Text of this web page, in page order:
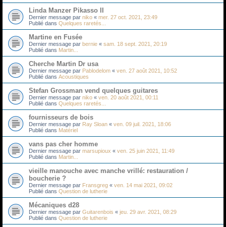
Linda Manzer Pikasso II
Dernier message par niko « mer. 27 oct. 2021, 23:49
Publié dans Quelques raretés...
Martine en Fusée
Dernier message par bernie « sam. 18 sept. 2021, 20:19
Publié dans Martin...
Cherche Martin Dr usa
Dernier message par Pablodelom « ven. 27 août 2021, 10:52
Publié dans Acoustiques
Stefan Grossman vend quelques guitares
Dernier message par niko « ven. 20 août 2021, 00:11
Publié dans Quelques raretés...
fournisseurs de bois
Dernier message par Ray Sloan « ven. 09 juil. 2021, 18:06
Publié dans Matériel
vans pas cher homme
Dernier message par marsupioux « ven. 25 juin 2021, 11:49
Publié dans Martin...
vieille manouche avec manche vrillé: restauration /
boucherie ?
Dernier message par Fransgreg « ven. 14 mai 2021, 09:02
Publié dans Question de lutherie
Mécaniques d28
Dernier message par Guitarenbois « jeu. 29 avr. 2021, 08:29
Publié dans Question de lutherie